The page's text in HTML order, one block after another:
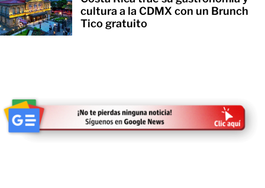
cultura a la CDMX con un Brunch
Tico gratuito